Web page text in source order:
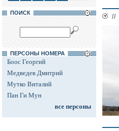
ПОИСК
ПЕРСОНЫ НОМЕРА
Боос Георгий
Медведев Дмитрий
Мутко Виталий
Пан Ги Мун
все персоны
//